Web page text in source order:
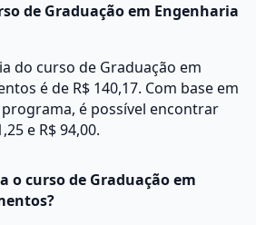
de Graduação em Engenharia
do curso de Graduação em
é de R$ 140,17. Com base em
é possível encontrar
e R$ 94,00.
o curso de Graduação em